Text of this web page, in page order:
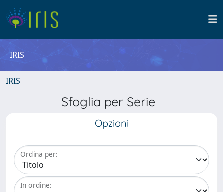
IRIS
IRIS
Sfoglia per Serie
Opzioni
Ordina per:
In ordine: